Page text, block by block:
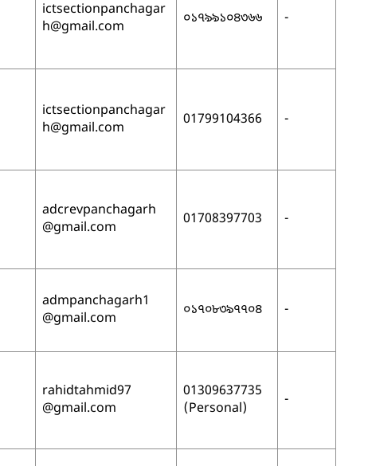
ictsectionpanchagar
h@gmail.com ০১৭৯৯১০৪৩৬৬ -
ictsectionpanchagar
h@gmail.com 01799104366 -
adcrevpanchagarh
@gmail.com
01708397703 -
admpanchagarh1
@gmail.com
০১৭০৮৩৯৭৭০৪ -
rahidtahmid97
@gmail.com
01309637735
(Personal)
-